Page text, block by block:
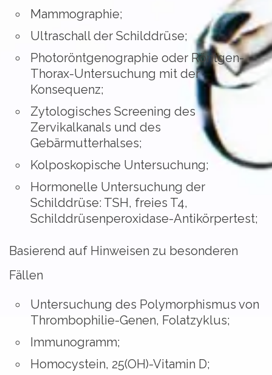
Mammographie;
Ultraschall der Schilddrüse;
Photoröntgenographie oder Röntgen-
Thorax-Untersuchung mit der
Konsequenz;
Zytologisches Screening des
Zervikalkanals und des
Gebärmutterhalses;
Kolposkopische Untersuchung;
Hormonelle Untersuchung der
Schilddrüse: TSH, freies T4,
Schilddrüsenperoxidase-Antikörpertest;
Basierend auf Hinweisen zu besonderen
Fällen
Untersuchung des Polymorphismus von
Thrombophilie-Genen, Folatzyklus;
Immunogramm;
Homocystein, 25(OH)-Vitamin D;